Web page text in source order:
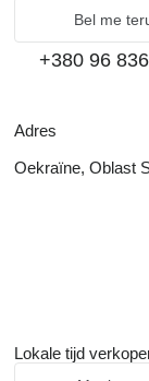
Bel me
+380 96
Adres
Oekraïne, Oblast
Lokale tijd